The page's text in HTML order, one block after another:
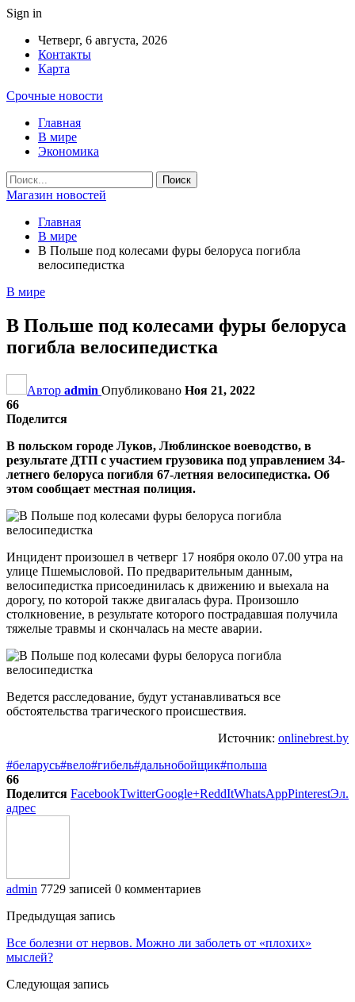
Sign in
Четверг, 6 августа, 2026
Контакты
Карта
Срочные новости
Главная
В мире
Экономика
Магазин новостей
Главная
В мире
В Польше под колесами фуры белоруса погибла
велосипедистка
В мире
В Польше под колесами фуры белоруса
погибла велосипедистка
Автор admin Опубликовано Ноя 21, 2022
66
Поделится
В польском городе Луков, Люблинское воеводство, в
результате ДТП с участием грузовика под управлением 34-
летнего белоруса погибля 67-летняя велосипедистка. Об
этом сообщает местная полиция.
Инцидент произошел в четверг 17 ноября около 07.00 утра на
улице Пшемысловой. По предварительным данным,
велосипедистка присоединилась к движению и выехала на
дорогу, по которой также двигалась фура. Произошло
столкновение, в результате которого пострадавшая получила
тяжелые травмы и скончалась на месте аварии.
Ведется расследование, будут устанавливаться все
обстоятельства трагического происшествия.
Источник: onlinebrest.by
#беларусь#вело#гибель#дальнобойщик#польша
66
Поделится FacebookTwitterGoogle+ReddItWhatsAppPinterestЭл.
адрес
admin 7729 записей 0 комментариев
Предыдущая запись
Все болезни от нервов. Можно ли заболеть от «плохих»
мыслей?
Следующая запись